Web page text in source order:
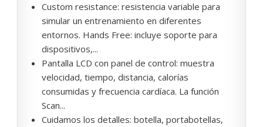
Custom resistance: resistencia variable para
simular un entrenamiento en diferentes
entornos. Hands Free: incluye soporte para
dispositivos,...
Pantalla LCD con panel de control: muestra
velocidad, tiempo, distancia, calorías
consumidas y frecuencia cardíaca. La función
Scan...
Cuidamos los detalles: botella, portabotellas,